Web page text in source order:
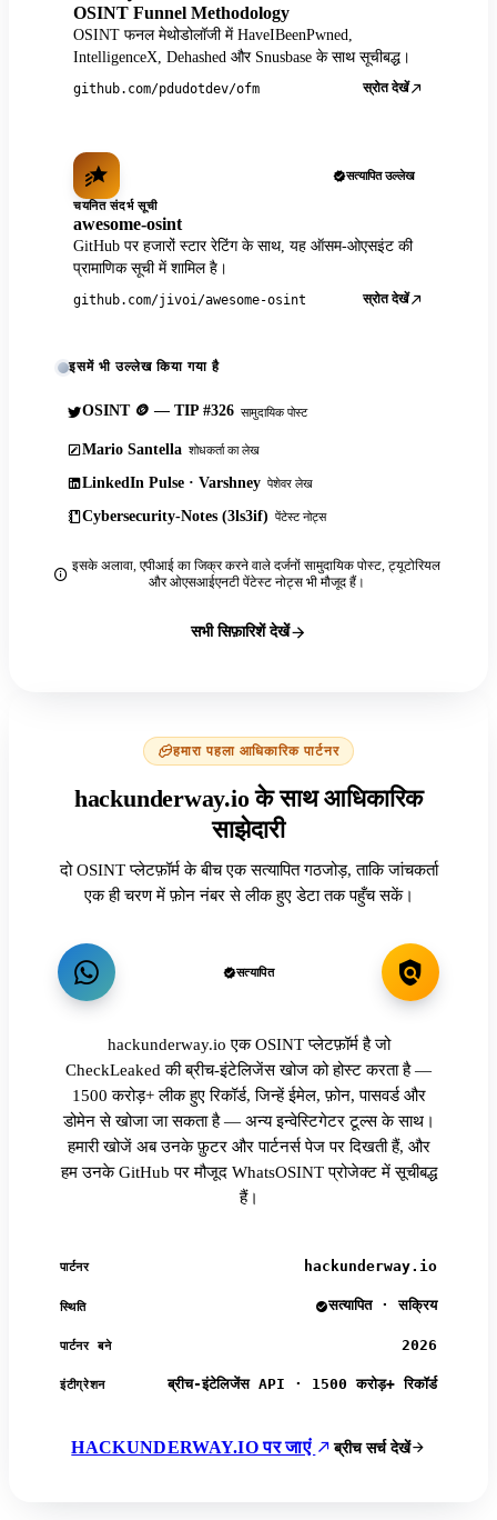
OSINT Funnel Methodology
OSINT फनल मेथोडोलॉजी में HaveIBeenPwned,
IntelligenceX, Dehashed और Snusbase के साथ सूचीबद्ध।
github.com/pdudotdev/ofm स्रोत देखें
सत्यापित उल्लेख
चयनित संदर्भ सूची
awesome-osint
GitHub पर हजारों स्टार रेटिंग के साथ, यह ऑसम-ओएसइंट की
प्रामाणिक सूची में शामिल है।
github.com/jivoi/awesome-osint स्रोत देखें
इसमें भी उल्लेख किया गया है
OSINT 🪙 — TIP #326 सामुदायिक पोस्ट
Mario Santella शोधकर्ता का लेख
LinkedIn Pulse · Varshney पेशेवर लेख
Cybersecurity-Notes (3ls3if) पेंटेस्ट नोट्स
इसके अलावा, एपीआई का जिक्र करने वाले दर्जनों सामुदायिक पोस्ट, ट्यूटोरियल
और ओएसआईएनटी पेंटेस्ट नोट्स भी मौजूद हैं।
सभी सिफ़ारिशें देखें
हमारा पहला आधिकारिक पार्टनर
hackunderway.io के साथ आधिकारिक
साझेदारी
दो OSINT प्लेटफ़ॉर्म के बीच एक सत्यापित गठजोड़, ताकि जांचकर्ता
एक ही चरण में फ़ोन नंबर से लीक हुए डेटा तक पहुँच सकें।
सत्यापित
hackunderway.io एक OSINT प्लेटफ़ॉर्म है जो
CheckLeaked की ब्रीच-इंटेलिजेंस खोज को होस्ट करता है —
1500 करोड़+ लीक हुए रिकॉर्ड, जिन्हें ईमेल, फ़ोन, पासवर्ड और
डोमेन से खोजा जा सकता है — अन्य इन्वेस्टिगेटर टूल्स के साथ।
हमारी खोजें अब उनके फ़ुटर और पार्टनर्स पेज पर दिखती हैं, और
हम उनके GitHub पर मौजूद WhatsOSINT प्रोजेक्ट में सूचीबद्ध
हैं।
पार्टनर hackunderway.io
स्थिति सत्यापित · सक्रिय
पार्टनर बने 2026
इंटीग्रेशन ब्रीच-इंटेलिजेंस API · 1500 करोड़+ रिकॉर्ड
HACKUNDERWAY.IO पर जाएं ब्रीच सर्च देखें